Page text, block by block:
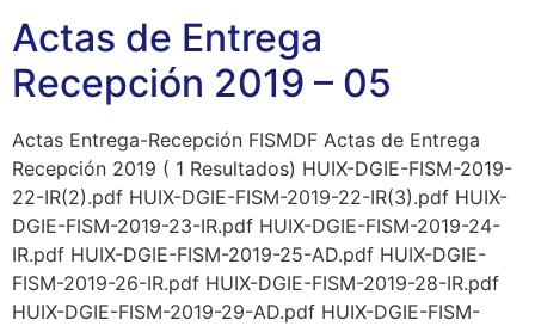
Actas de Entrega
Recepción 2019 – 05
Actas Entrega-Recepción FISMDF Actas de Entrega
Recepción 2019 ( 1 Resultados) HUIX-DGIE-FISM-2019-
22-IR(2).pdf HUIX-DGIE-FISM-2019-22-IR(3).pdf HUIX-
DGIE-FISM-2019-23-IR.pdf HUIX-DGIE-FISM-2019-24-
IR.pdf HUIX-DGIE-FISM-2019-25-AD.pdf HUIX-DGIE-
FISM-2019-26-IR.pdf HUIX-DGIE-FISM-2019-28-IR.pdf
HUIX-DGIE-FISM-2019-29-AD.pdf HUIX-DGIE-FISM-